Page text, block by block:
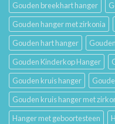
Gouden breekhart hanger
Gouden hanger met zirkonia
Gouden hart hanger
Gouden Kinderkop Hanger
Gouden kruis hanger
Gouden kruis hanger met
Hanger met geboortesteen